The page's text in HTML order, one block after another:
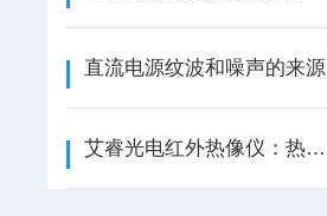
直流电源纹波和噪声的来源
艾睿光电红外热像仪：热视洞察，安全高效